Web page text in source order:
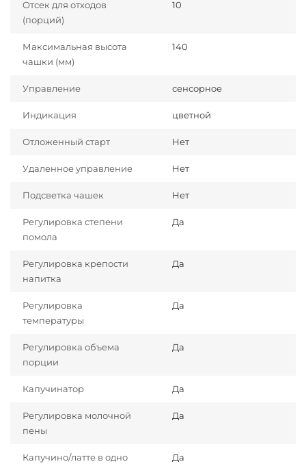
Отсек для отходов
(порций)
10
Максимальная высота
чашки (мм)
140
Управление сенсорное
Индикация цветной
Отложенный старт Нет
Удаленное управление Нет
Подсветка чашек Нет
Регулировка степени
помола
Да
Регулировка крепости
напитка
Да
Регулировка
температуры
Да
Регулировка объема
порции
Да
Капучинатор Да
Регулировка молочной
пены
Да
Капучино/латте в одно
Да